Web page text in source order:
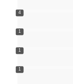
4
1
1
1